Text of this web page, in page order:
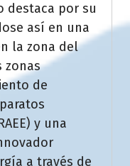
destaca por su
así en una
la zona del
zonas
de
y una
a través de